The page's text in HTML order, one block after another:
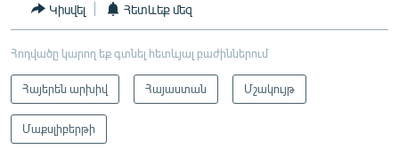
Կիսվել Հետևեք մեզ
Հոդվածը կարող եք գտնել հետևյալ բաժիններում
Հայերեն արխիվ Հայաստան Մշակույթ
Մաքսլիբերթի